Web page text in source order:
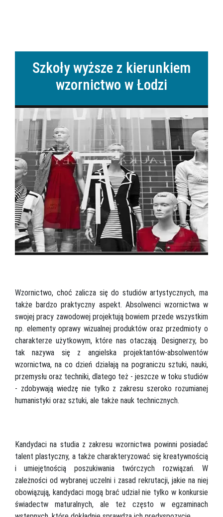
Szkoły wyższe z kierunkiem
wzornictwo w Łodzi
Wzornictwo, choć zalicza się do studiów artystycznych, ma
także bardzo praktyczny aspekt. Absolwenci wzornictwa w
swojej pracy zawodowej projektują bowiem przede wszystkim
np. elementy oprawy wizualnej produktów oraz przedmioty o
charakterze użytkowym, które nas otaczają. Designerzy, bo
tak nazywa się z angielska projektantów-absolwentów
wzornictwa, na co dzień działają na pograniczu sztuki, nauki,
przemysłu oraz techniki, dlatego też - jeszcze w toku studiów
- zdobywają wiedzę nie tylko z zakresu szeroko rozumianej
humanistyki oraz sztuki, ale także nauk technicznych.
Kandydaci na studia z zakresu wzornictwa powinni posiadać
talent plastyczny, a także charakteryzować się kreatywnością
i umiejętnością poszukiwania twórczych rozwiązań. W
zależności od wybranej uczelni i zasad rekrutacji, jakie na niej
obowiązują, kandydaci mogą brać udział nie tylko w konkursie
świadectw maturalnych, ale też często w egzaminach